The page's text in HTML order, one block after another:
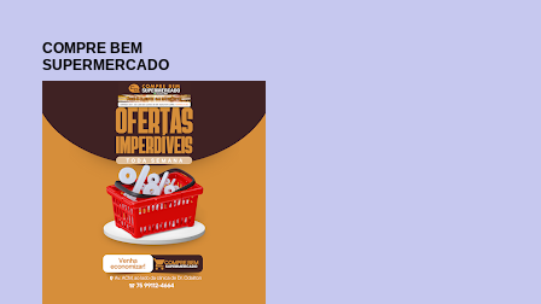
COMPRE BEM
SUPERMERCADO